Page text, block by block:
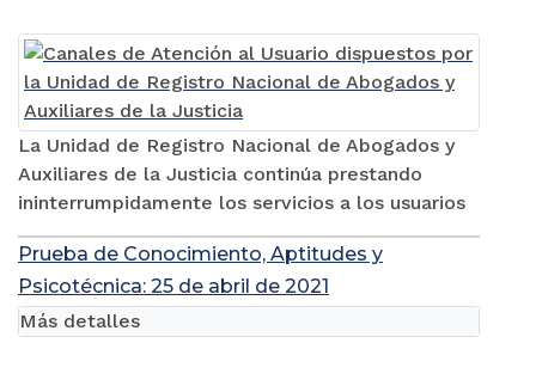
La Unidad de Registro Nacional de Abogados y
Auxiliares de la Justicia continúa prestando
ininterrumpidamente los servicios a los usuarios
Prueba de Conocimiento, Aptitudes y
Psicotécnica: 25 de abril de 2021
Más detalles